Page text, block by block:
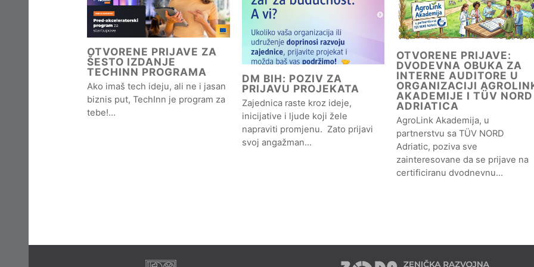
OTVORENE PRIJAVE ZA
ŠESTO IZDANJE
TECHINN PROGRAMA
Ako imaš tech ideju, ali ne i jasan
biznis put, TechInn je program za
tebe!…
DM BIH: POZIV ZA
PRIJAVU PROJEKATA
Zajednica raste kroz ideje,
inicijative i ljude koji žele
napraviti promjenu. Zato prijavi
svoj angažman…
OTVORENE PRIJAVE:
DVODEVNA OBUKA ZA
INTERNE AUDITORE U
ORGANIZACIJI
AKADEMIJE I TÜV NORD
ADRIATICA
AgroLink Akademija, u
partnerstvu sa TÜV NORD
Adriatic, poziva sve
zainteresovane da se prijave na
certificiranu dvodnevnu…